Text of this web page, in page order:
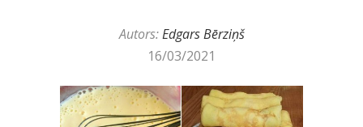
Autors:Edgars Bērziņš
16/03/2021